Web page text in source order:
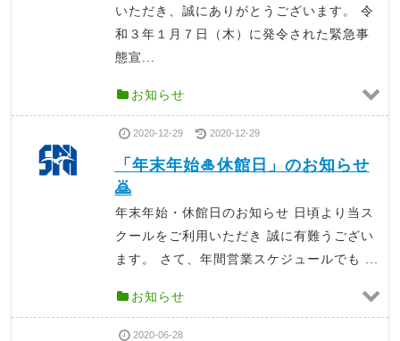
いただき、誠にありがとうございます。 令
和３年１月７日（木）に発令された緊急事
態宣...
お知らせ
2020-12-29 2020-12-29
「年末年始🎍休館日」のお知らせ
🙇
年末年始・休館日のお知らせ 日頃より当ス
クールをご利用いただき 誠に有難うござい
ます。 さて、年間営業スケジュールでも ...
お知らせ
2020-06-28